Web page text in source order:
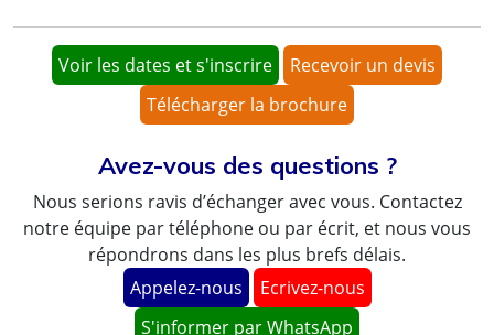
Voir les dates et s'inscrire
Recevoir un devis
Télécharger la brochure
Avez-vous des questions ?
Nous serions ravis d’échanger avec vous. Contactez
notre équipe par téléphone ou par écrit, et nous vous
répondrons dans les plus brefs délais.
Appelez-nous
Ecrivez-nous
S'informer par WhatsApp